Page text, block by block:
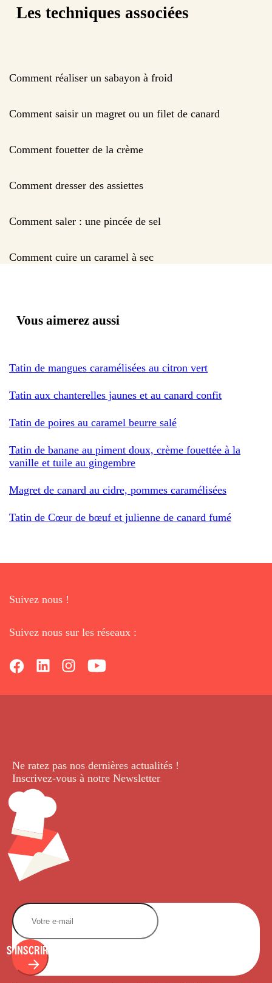
Les techniques associées
Comment réaliser un sabayon à froid
Comment saisir un magret ou un filet de canard
Comment fouetter de la crème
Comment dresser des assiettes
Comment saler : une pincée de sel
Comment cuire un caramel à sec
Vous aimerez aussi
Tatin de mangues caramélisées au citron vert
Tatin aux chanterelles jaunes et au canard confit
Tatin de poires au caramel beurre salé
Tatin de banane au piment doux, crème fouettée à la
vanille et tuile au gingembre
Magret de canard au cidre, pommes caramélisées
Tatin de Cœur de bœuf et julienne de canard fumé
Suivez nous !
Suivez nous sur les réseaux :
Ne ratez pas nos dernières actualités !
Inscrivez-vous à notre Newsletter.
S'INSCRIRE